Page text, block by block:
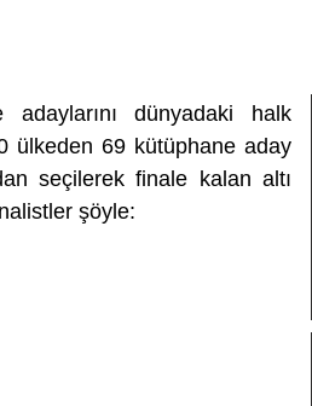
dünyadaki halk
ülkeden 69 kütüphane aday
seçilerek finale kalan altı
şöyle: